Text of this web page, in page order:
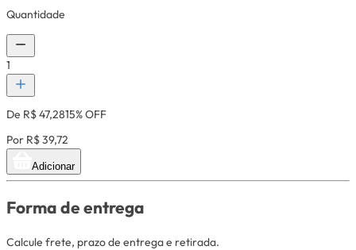
Quantidade
1
De R$ 47,2815% OFF
Por R$ 39,72
Adicionar
Forma de entrega
Calcule frete, prazo de entrega e retirada.